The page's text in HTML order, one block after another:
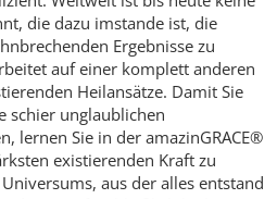
die dazu imstande ist, die
Ergebnisse zu
auf einer komplett anderen
Heilansätze. Damit Sie
schier unglaublichen
lernen Sie in der amazinGRACE®
existierenden Kraft zu
aus der alles entstand